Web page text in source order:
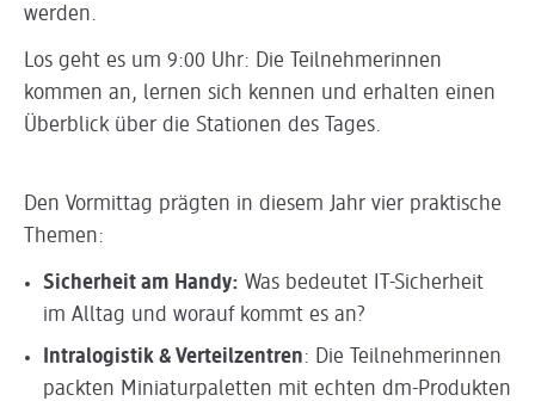
werden.
Los geht es um 9:00 Uhr: Die Teilnehmerinnen
kommen an, lernen sich kennen und erhalten einen
Überblick über die Stationen des Tages.
Den Vormittag prägten in diesem Jahr vier praktische
Themen:
Sicherheit am Handy: Was bedeutet IT-Sicherheit
im Alltag und worauf kommt es an?
Intralogistik & Verteilzentren: Die Teilnehmerinnen
packten Miniaturpaletten mit echten dm-Produkten